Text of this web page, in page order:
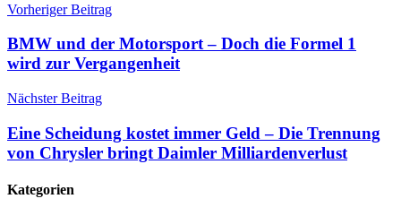
Vorheriger Beitrag
BMW und der Motorsport – Doch die Formel 1
wird zur Vergangenheit
Nächster Beitrag
Eine Scheidung kostet immer Geld – Die Trennung
von Chrysler bringt Daimler Milliardenverlust
Kategorien